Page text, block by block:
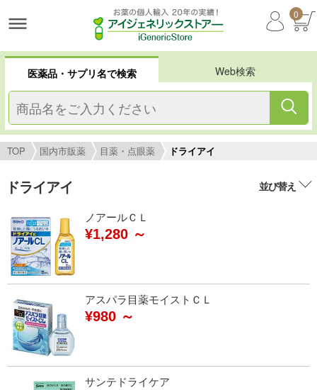
0
医薬品・サプリ名で検索 Web検索
TOP 国内市販薬 目薬・点眼薬 ドライアイ
ドライアイ 並び替え
ノアールＣＬ
¥1,280 ～
アスパラ目薬モイストＣＬ
¥980 ～
サンテドライケア